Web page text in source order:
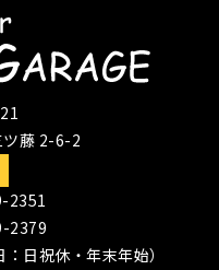
ツ藤 2-6-2
2351
2379
日祝休・年末年始）